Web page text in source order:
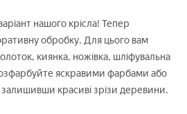
нашого крісла! Тепер
обробку. Для цього вам
киянка, ножівка, шліфувальна
яскравими фарбами або
красиві зрізи деревини.